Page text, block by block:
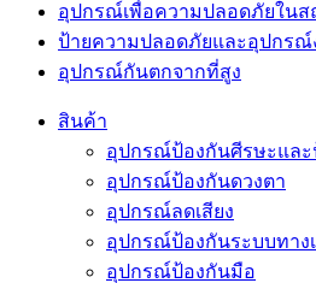
อุปกรณ์เพื่อความปลอดภัยในส
ป้ายความปลอดภัยและอุปกรณ์
อุปกรณ์กันตกจากที่สูง
สินค้า
อุปกรณ์ป้องกันศีรษะและ
อุปกรณ์ป้องกันดวงตา
อุปกรณ์ลดเสียง
อุปกรณ์ป้องกันระบบทาง
อุปกรณ์ป้องกันมือ